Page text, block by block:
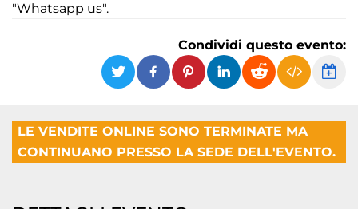
"Whatsapp us".
Condividi questo evento:
LE VENDITE ONLINE SONO TERMINATE MA
CONTINUANO PRESSO LA SEDE DELL'EVENTO.